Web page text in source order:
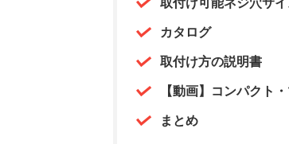
カタログ
取付け方の説明書
【動画】コンパクト
まとめ